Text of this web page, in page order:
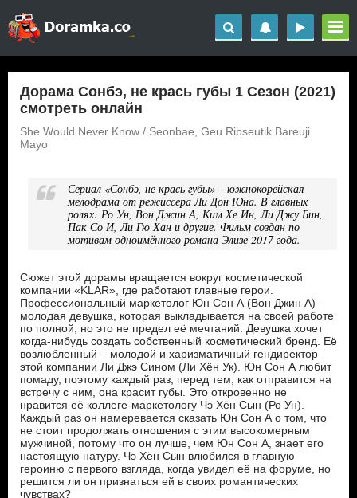
Дорама Сонбэ, не крась губы 1 Сезон (2021)
смотреть онлайн
She Would Never Know / Seonbae, Geu Ribseutik Bareuji
Mayo
Сериал «Сонбэ, не крась губы» – южнокорейская
мелодрама от режиссера Ли Дон Юна. В главных
ролях: Ро Ун, Вон Джин А, Ким Хе Ин, Ли Джу Бин,
Пак Со И, Ли Гю Хан и другие. Фильм создан по
мотивам одноимённого романа Элизе 2017 года.
Сюжет этой дорамы вращается вокруг косметической
компании «KLAR», где работают главные герои.
Профессиональный маркетолог Юн Сон А (Вон Джин А) –
молодая девушка, которая выкладывается на своей работе
по полной, но это не предел её мечтаний. Девушка хочет
когда-нибудь создать собственный косметический бренд. Её
возлюбленный – молодой и харизматичный гендиректор
этой компании Ли Джэ Сином (Ли Хён Ук). Юн Сон А любит
помаду, поэтому каждый раз, перед тем, как отправится на
встречу с ним, она красит губы. Это откровенно не
нравится её коллеге-маркетологу Чэ Хён Сын (Ро Ун).
Каждый раз он намеревается сказать Юн Сон А о том, что
не стоит продолжать отношения с этим высокомерным
мужчиной, потому что он лучше, чем Юн Сон А, знает его
настоящую натуру. Чэ Хён Сын влюбился в главную
героиню с первого взгляда, когда увидел её на форуме, но
решится ли он признаться ей в своих романтических
чувствах?